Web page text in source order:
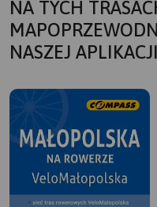
NA TYCH
NASZEJ APLIKACJI